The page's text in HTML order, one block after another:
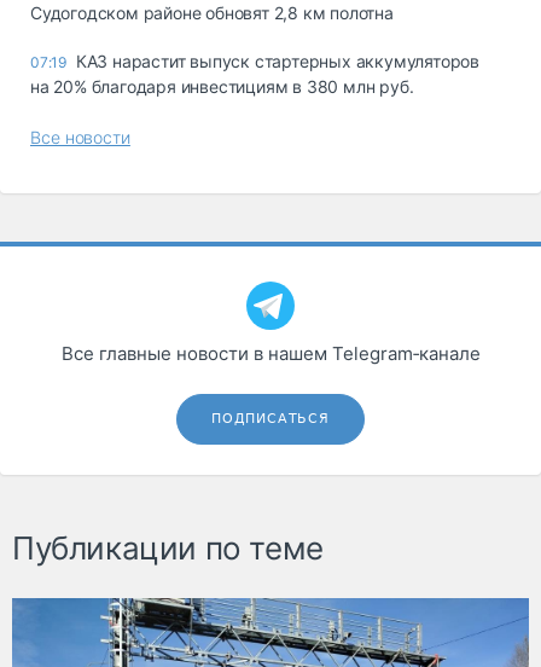
Судогодском районе обновят 2,8 км полотна
07:19 КАЗ нарастит выпуск стартерных аккумуляторов
на 20% благодаря инвестициям в 380 млн руб.
Все новости
Все главные новости в нашем Telegram‑канале
ПОДПИСАТЬСЯ
Публикации по теме